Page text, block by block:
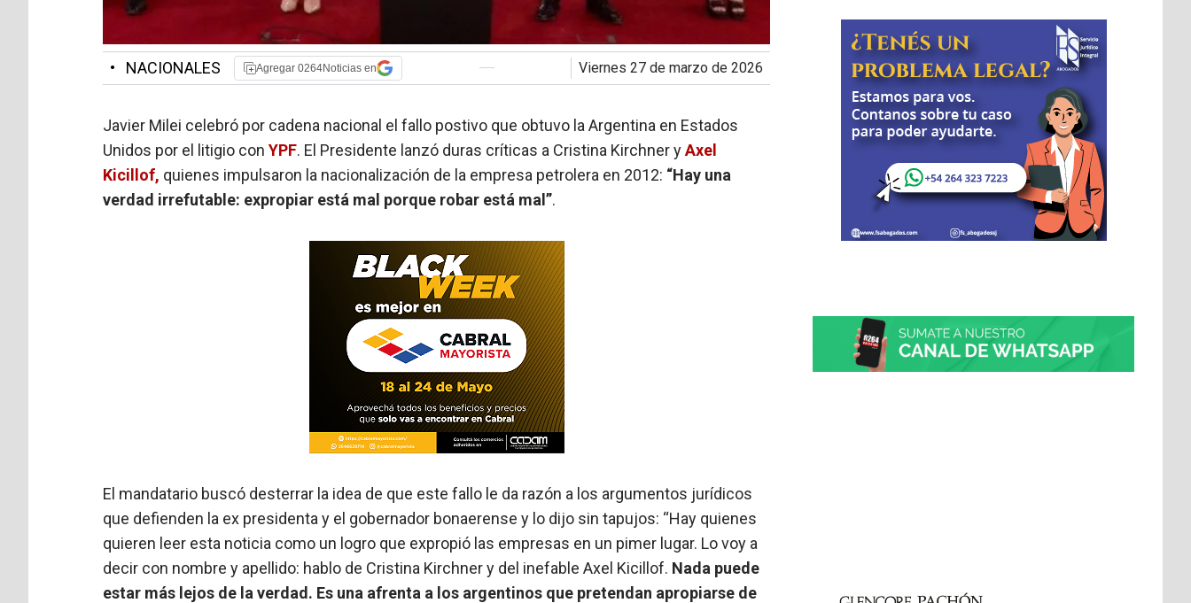
• NACIONALES Agregar 0264Noticias en viernes 27 de marzo de 2026
Javier Milei celebró por cadena nacional el fallo postivo que obtuvo la Argentina en Estados
Unidos por el litigio conYPF. El Presidente lanzó duras críticas a Cristina Kirchner yAxel
Kicillof, quienes impulsaron la nacionalización de la empresa petrolera en 2012: “Hay una
verdad irrefutable: expropiar está mal porque robar está mal”.
El mandatario buscó desterrar la idea de que este fallo le da razón a los argumentos jurídicos
que defienden la ex presidenta y el gobernador bonaerense y lo dijo sin tapujos: “Hay quienes
quieren leer esta noticia como un logro que expropió las empresas en un pimer lugar. Lo voy a
decir con nombre y apellido: hablo de Cristina Kirchner y del inefable Axel Kicillof. Nada puede
estar más lejos de la verdad. Es una afrenta a los argentinos que pretendan apropiarse de